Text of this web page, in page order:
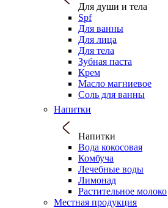
Для души и тела
Spf
Для ванны
Для лица
Для тела
Зубная паста
Крем
Масло магниевое
Соль для ванны
Напитки
Напитки
Вода кокосовая
Комбуча
Лечебные воды
Лимонад
Растительное молоко
Местная продукция